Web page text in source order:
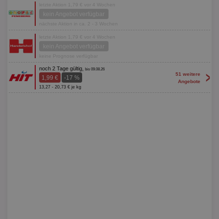
letzte Aktion 1,79 € vor 4 Wochen
kein Angebot verfügbar
nächste Aktion in ca. 2 - 3 Wochen
letzte Aktion 1,79 € vor 4 Wochen
kein Angebot verfügbar
keine Prognose verfügbar
noch 2 Tage gültig, bis 09.08.26
1,99 € -17 %
13,27 - 20,73 € je kg
51 weitere
Angebote
>